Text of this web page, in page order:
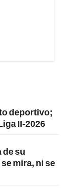
deportivo;
II-2026
de su
mira, ni se